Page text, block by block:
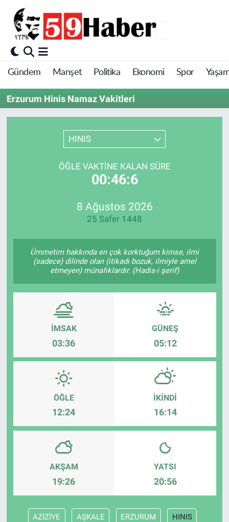
Gündem Manşet Politika Ekonomi Spor
Erzurum Hinis Namaz Vakitleri
HINIS
ÖĞLE VAKTINE KALAN SÜRE
00:46:6
8 Ağustos 2026
25 Safer 1448
Ümmetim hakkında en çok korktuğum kimse, ilmi
(sadece) dilinde olan (itikadı bozuk, ilmiyle amel
etmeyen) münafıklardır. (Hadis-i şerif)
İMSAK
03:36
GÜNEŞ
05:12
ÖĞLE
12:24
İKINDI
16:14
AKŞAM
19:26
YATSI
20:56
AZİZİYE AŞKALE ERZURUM HINIS